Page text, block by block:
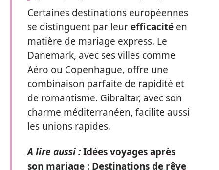
Certaines destinations européennes
se distinguent par leurefficacité en
matière de mariage express. Le
Danemark, avec ses villes comme
Aéro ou Copenhague, offre une
combinaison parfaite de rapidité et
de romantisme. Gibraltar, avec son
charme méditerranéen, facilite aussi
les unions rapides.
A lire aussi :Idées voyages après
son mariage : Destinations de rêve